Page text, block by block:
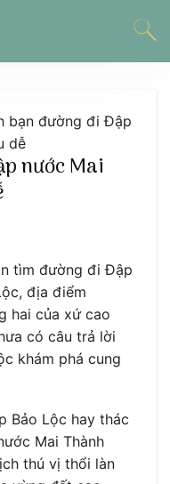
bạn đường đi Đập
dễ
nước Mai
tìm đường đi Đập
địa điểm
hai của xứ cao
có câu trả lời
khám phá cung
Bảo Lộc hay thác
Mai Thành
thú vị thổi làn